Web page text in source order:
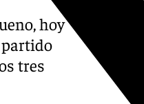
hoy
partido
tres